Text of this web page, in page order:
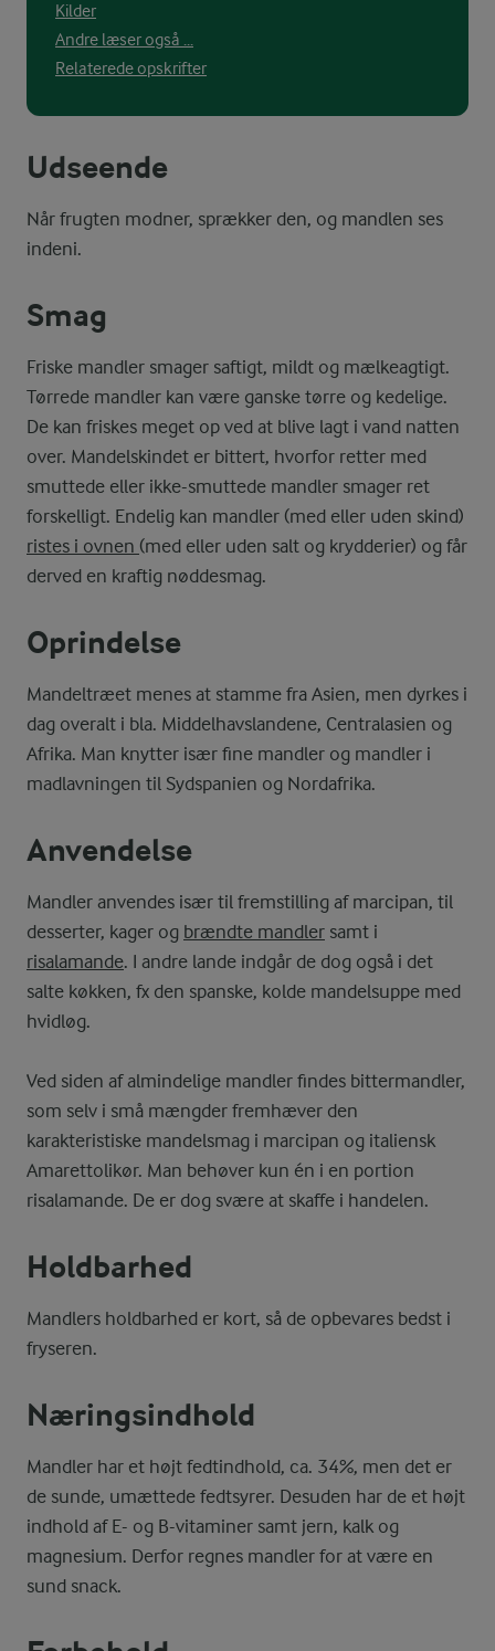
Kilder
Andre læser også ...
Relaterede opskrifter
Udseende
Når frugten modner, sprækker den, og mandlen ses
indeni.
Smag
Friske mandler smager saftigt, mildt og mælkeagtigt.
Tørrede mandler kan være ganske tørre og kedelige.
De kan friskes meget op ved at blive lagt i vand natten
over. Mandelskindet er bittert, hvorfor retter med
smuttede eller ikke-smuttede mandler smager ret
forskelligt. Endelig kan mandler (med eller uden skind)
ristes i ovnen (med eller uden salt og krydderier) og får
derved en kraftig nøddesmag.
Oprindelse
Mandeltræet menes at stamme fra Asien, men dyrkes i
dag overalt i bla. Middelhavslandene, Centralasien og
Afrika. Man knytter især fine mandler og mandler i
madlavningen til Sydspanien og Nordafrika.
Anvendelse
Mandler anvendes især til fremstilling af marcipan, til
desserter, kager og brændte mandler samt i
risalamande. I andre lande indgår de dog også i det
salte køkken, fx den spanske, kolde mandelsuppe med
hvidløg.
Ved siden af almindelige mandler findes bittermandler,
som selv i små mængder fremhæver den
karakteristiske mandelsmag i marcipan og italiensk
Amarettolikør. Man behøver kun én i en portion
risalamande. De er dog svære at skaffe i handelen.
Holdbarhed
Mandlers holdbarhed er kort, så de opbevares bedst i
fryseren.
Næringsindhold
Mandler har et højt fedtindhold, ca. 34%, men det er
de sunde, umættede fedtsyrer. Desuden har de et højt
indhold af E- og B-vitaminer samt jern, kalk og
magnesium. Derfor regnes mandler for at være en
sund snack.